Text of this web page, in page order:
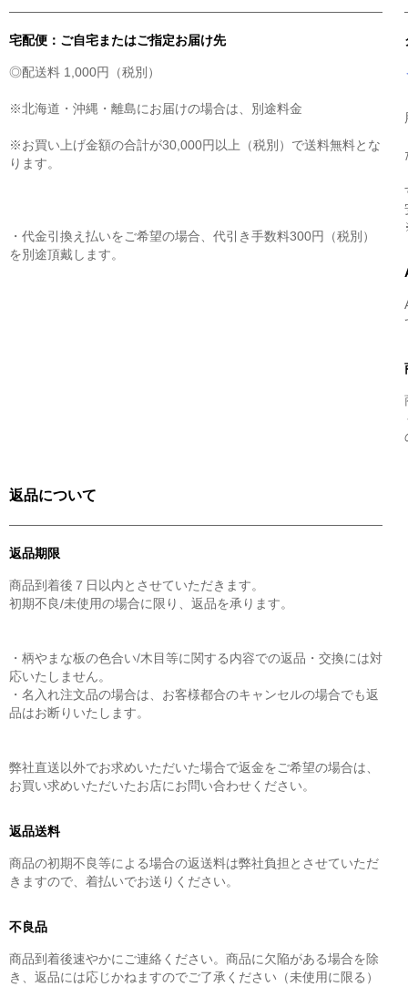
宅配便：ご自宅またはご指定お届け先
◎配送料 1,000円（税別）
※北海道・沖縄・離島にお届けの場合は、別途料金
※お買い上げ金額の合計が30,000円以上（税別）で送料無料とな
ります。
・代金引換え払いをご希望の場合、代引き手数料300円（税別）
を別途頂戴します。
返品について
返品期限
商品到着後７日以内とさせていただきます。
初期不良/未使用の場合に限り、返品を承ります。
・柄やまな板の色合い/木目等に関する内容での返品・交換には対
応いたしません。
・名入れ注文品の場合は、お客様都合のキャンセルの場合でも返
品はお断りいたします。
弊社直送以外でお求めいただいた場合で返金をご希望の場合は、
お買い求めいただいたお店にお問い合わせください。
返品送料
商品の初期不良等による場合の返送料は弊社負担とさせていただ
きますので、着払いでお送りください。
不良品
商品到着後速やかにご連絡ください。商品に欠陥がある場合を除
き、返品には応じかねますのでご了承ください（未使用に限る）